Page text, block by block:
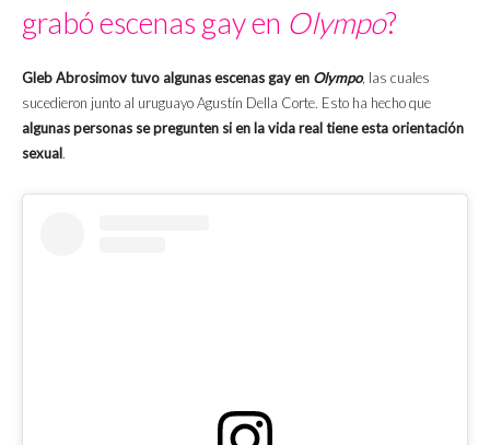
grabó escenas gay en Olympo?
Gleb Abrosimov tuvo algunas escenas gay en Olympo, las cuales
sucedieron junto al uruguayo Agustín Della Corte. Esto ha hecho que
algunas personas se pregunten si en la vida real tiene esta orientación
sexual.